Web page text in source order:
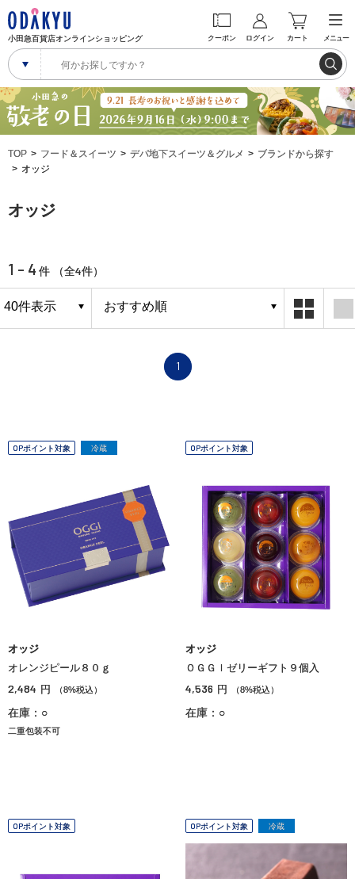
小田急百貨店オンラインショッピング クーポン ログイン カート メニュー
TOP フード＆スイーツ デパ地下スイーツ＆グルメ
ブランドから探す
オッジ
オッジ
1 - 4 件 （全4件）
1
OPポイント対象 冷蔵
オッジ
オレンジピール８０ｇ
2,484 円 （8%税込）
在庫：○
二重包装不可
OPポイント対象
オッジ
ＯＧＧＩゼリーギフト９個入
4,536 円 （8%税込）
在庫：○
OPポイント対象 OPポイント対象 冷蔵